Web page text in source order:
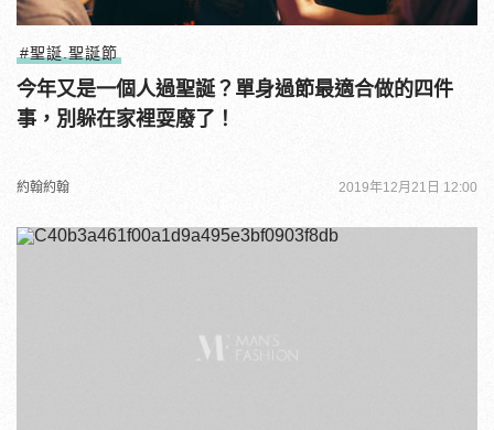
#聖誕.聖誕節
今年又是一個人過聖誕？單身過節最適合做的四件
事，別躲在家裡耍廢了！
約翰約翰 2019年12月21日 12:00